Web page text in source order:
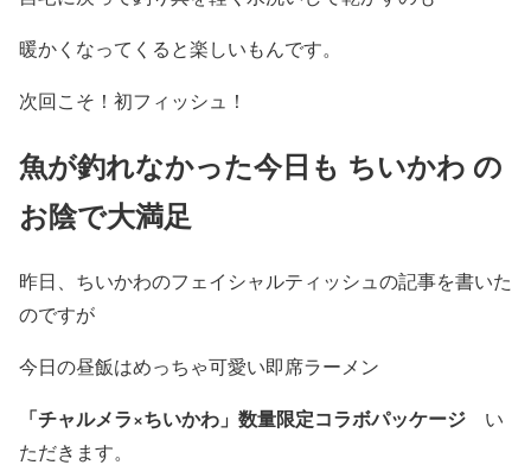
暖かくなってくると楽しいもんです。
次回こそ！初フィッシュ！
魚が釣れなかった今日も ちいかわ の
お陰で大満足
昨日、ちいかわのフェイシャルティッシュの記事を書いた
のですが
今日の昼飯はめっちゃ可愛い即席ラーメン
「チャルメラ×ちいかわ」数量限定コラボパッケージ い
ただきます。